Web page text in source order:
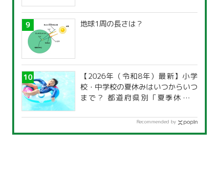
地球1周の長さは？
【2026年（令和8年）最新】小学
校・中学校の夏休みはいつからいつ
まで？ 都道府県別「夏季休暇一
Recommended by